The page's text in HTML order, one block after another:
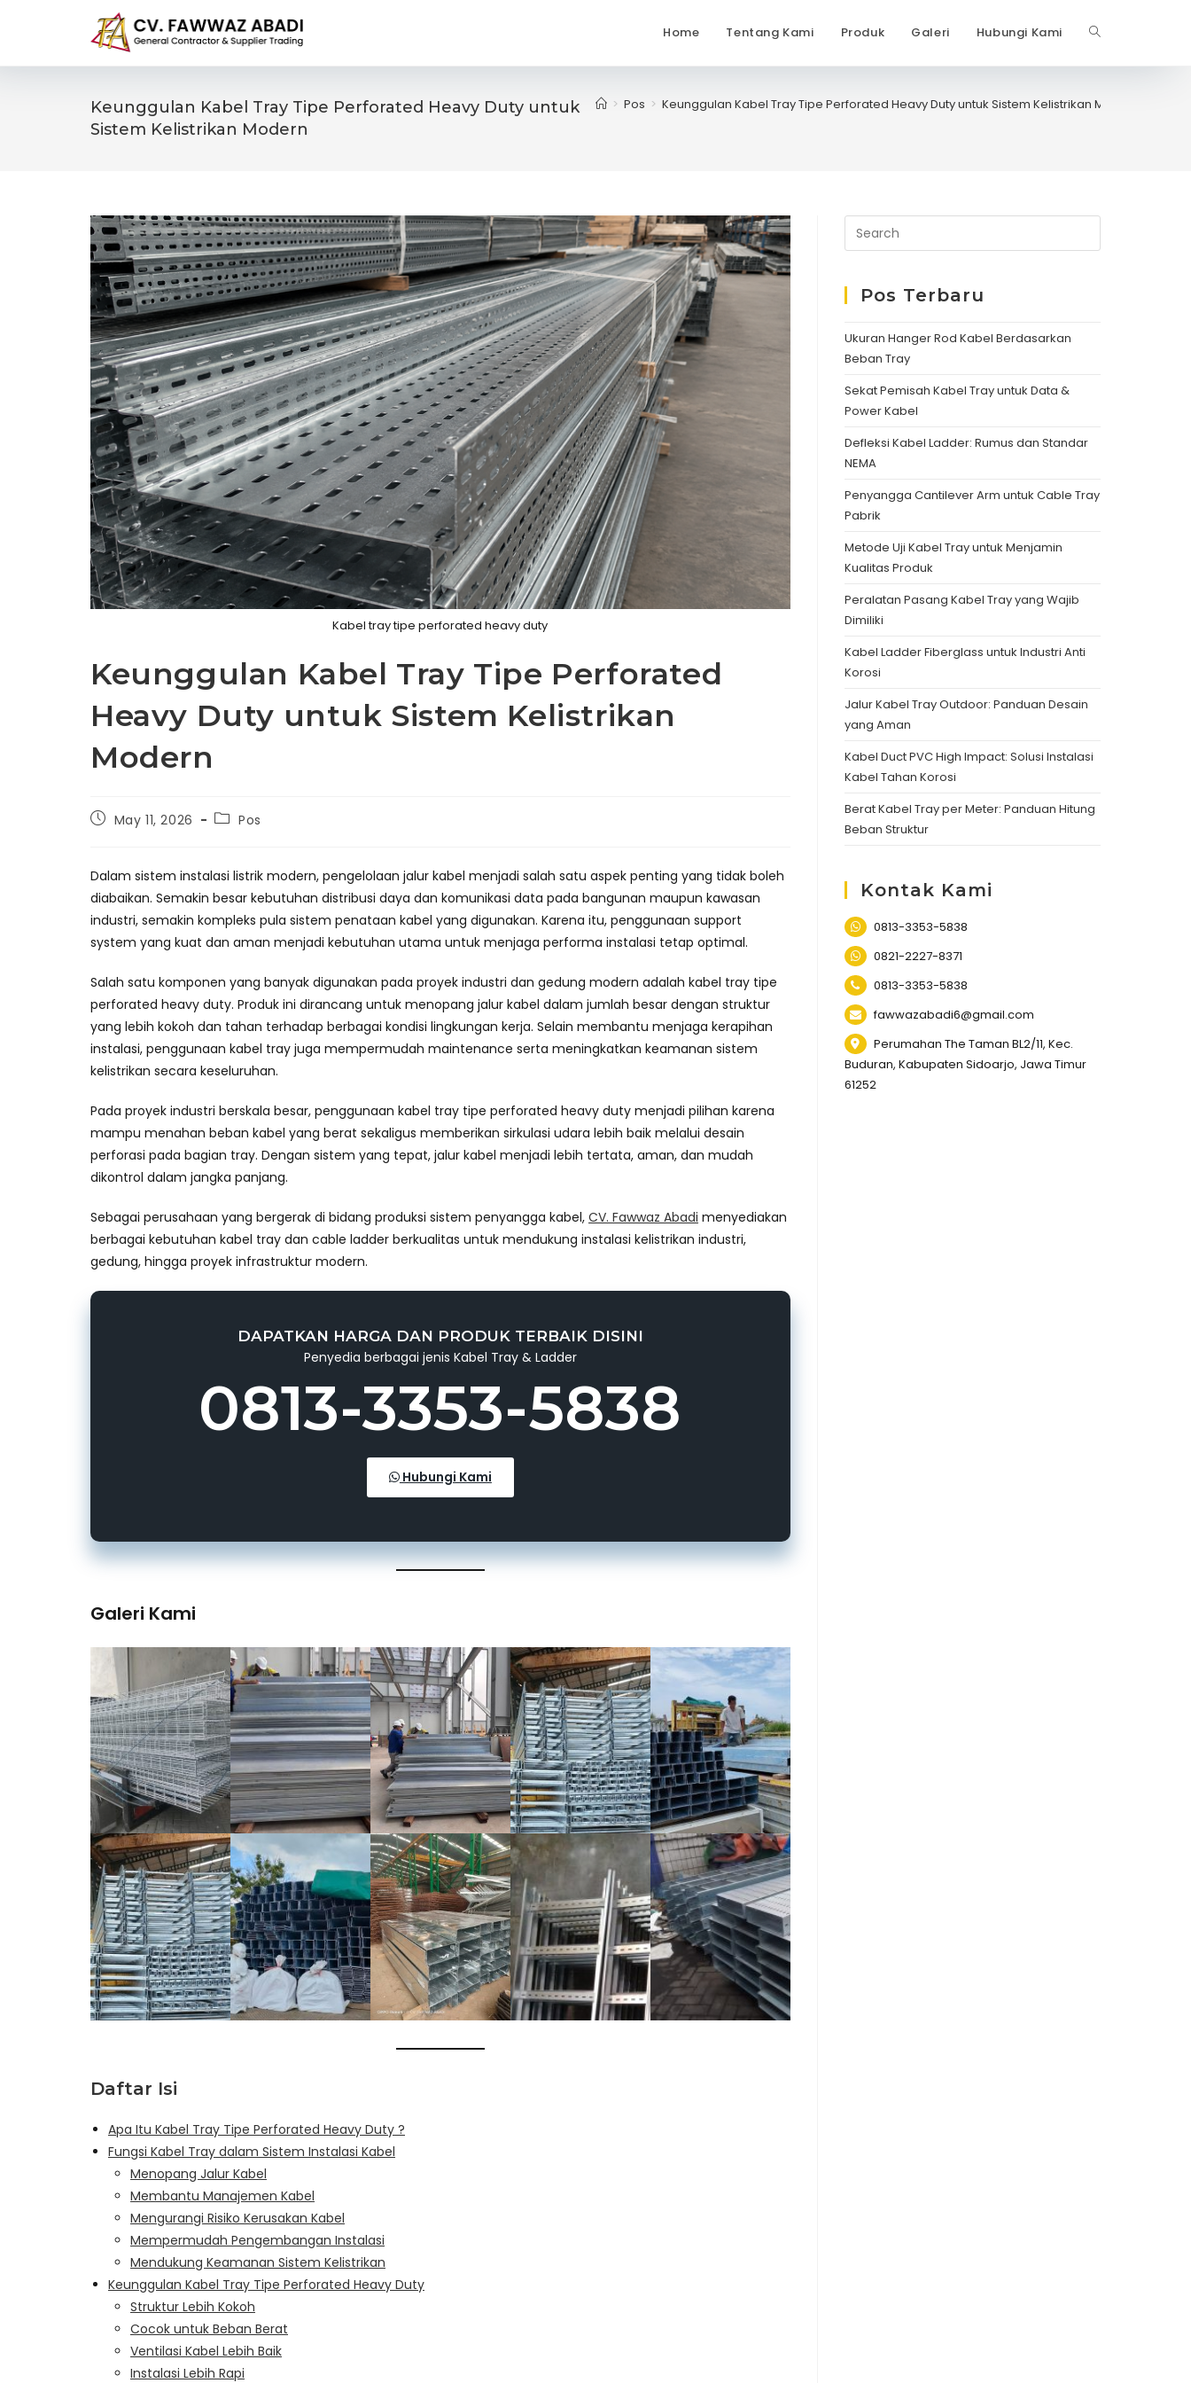
Home Tentang Kami Produk Galeri Hubungi Kami Toggle
website
Keunggulan Kabel Tray Tipe Perforated Heavy Duty untuk
Sistem Kelistrikan Modern
> Pos > Keunggulan Kabel Tray Tipe Perforated Heavy Duty untuk Sistem Kelistrikan Modern
Kabel tray tipe perforated heavy duty
Keunggulan Kabel Tray Tipe Perforated
Heavy Duty untuk Sistem Kelistrikan
Modern
Post
published:
May 11, 2026
PostPos
Dalam sistem instalasi listrik modern, pengelolaan jalur kabel menjadi salah satu aspek penting yang tidak boleh
diabaikan. Semakin besar kebutuhan distribusi daya dan komunikasi data pada bangunan maupun kawasan
industri, semakin kompleks pula sistem penataan kabel yang digunakan. Karena itu, penggunaan support
system yang kuat dan aman menjadi kebutuhan utama untuk menjaga performa instalasi tetap optimal.
Salah satu komponen yang banyak digunakan pada proyek industri dan gedung modern adalah kabel tray tipe
perforated heavy duty. Produk ini dirancang untuk menopang jalur kabel dalam jumlah besar dengan struktur
yang lebih kokoh dan tahan terhadap berbagai kondisi lingkungan kerja. Selain membantu menjaga kerapihan
instalasi, penggunaan kabel tray juga mempermudah maintenance serta meningkatkan keamanan sistem
kelistrikan secara keseluruhan.
Pada proyek industri berskala besar, penggunaan kabel tray tipe perforated heavy duty menjadi pilihan karena
mampu menahan beban kabel yang berat sekaligus memberikan sirkulasi udara lebih baik melalui desain
perforasi pada bagian tray. Dengan sistem yang tepat, jalur kabel menjadi lebih tertata, aman, dan mudah
dikontrol dalam jangka panjang.
Sebagai perusahaan yang bergerak di bidang produksi sistem penyangga kabel, CV. Fawwaz Abadi menyediakan
berbagai kebutuhan kabel tray dan cable ladder berkualitas untuk mendukung instalasi kelistrikan industri,
gedung, hingga proyek infrastruktur modern.
DAPATKAN HARGA DAN PRODUK TERBAIK DISINI
Penyedia berbagai jenis Kabel Tray & Ladder
0813-3353-5838
Hubungi Kami
Galeri Kami
Daftar Isi
Apa Itu Kabel Tray Tipe Perforated Heavy Duty ?
Fungsi Kabel Tray dalam Sistem Instalasi Kabel
Menopang Jalur Kabel
Membantu Manajemen Kabel
Mengurangi Risiko Kerusakan Kabel
Mempermudah Pengembangan Instalasi
Mendukung Keamanan Sistem Kelistrikan
Keunggulan Kabel Tray Tipe Perforated Heavy Duty
Struktur Lebih Kokoh
Cocok untuk Beban Berat
Ventilasi Kabel Lebih Baik
Instalasi Lebih Rapi
Pos Terbaru
Ukuran Hanger Rod Kabel Berdasarkan
Beban Tray
Sekat Pemisah Kabel Tray untuk Data &
Power Kabel
Defleksi Kabel Ladder: Rumus dan Standar
NEMA
Penyangga Cantilever Arm untuk Cable Tray
Pabrik
Metode Uji Kabel Tray untuk Menjamin
Kualitas Produk
Peralatan Pasang Kabel Tray yang Wajib
Dimiliki
Kabel Ladder Fiberglass untuk Industri Anti
Korosi
Jalur Kabel Tray Outdoor: Panduan Desain
yang Aman
Kabel Duct PVC High Impact: Solusi Instalasi
Kabel Tahan Korosi
Berat Kabel Tray per Meter: Panduan Hitung
Beban Struktur
Kontak Kami
0813-3353-5838
0821-2227-8371
0813-3353-5838
fawwazabadi6@gmail.com
Perumahan The Taman BL2/11, Kec.
Buduran, Kabupaten Sidoarjo, Jawa Timur
61252